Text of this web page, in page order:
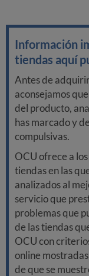
Información
tiendas aquí
Antes de
aconsejamos
del producto,
has marcado y
compulsivas.
OCU ofrece a
tiendas en las
analizados al
servicio que
problemas que
de las tiendas
OCU con
online
de que se